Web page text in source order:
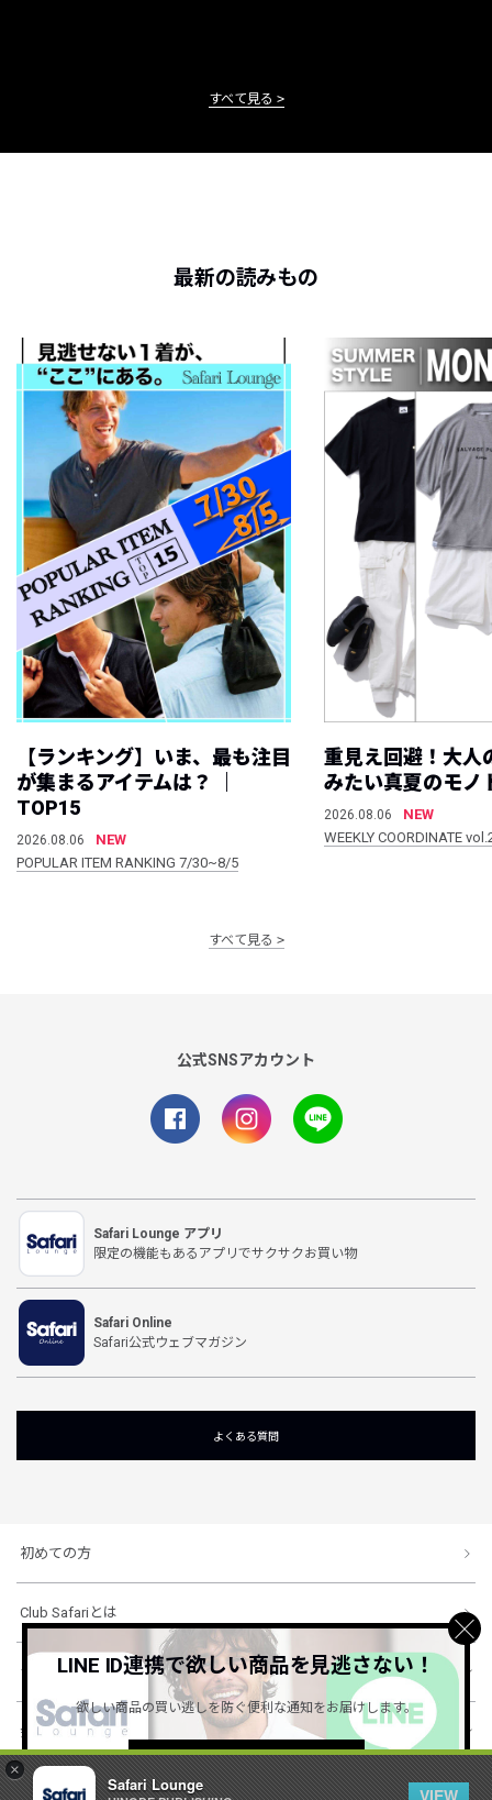
×
Safari Lounge
VIEW
すべて見る
最新の読みもの
【ランキング】いま、最も注目
が集まるアイテムは？ ｜
TOP15
2026.08.06
NEW
POPULAR ITEM RANKING 7/30~8/5
重見え回避！大人
みたい真夏のモノ
2026.08.06
NEW
WEEKLY COORDINATE
すべて見る
公式SNSアカウント
Safari Lounge アプリ
限定の機能もあるアプリでサクサクお買い物
Safari Online
Safari公式ウェブマガジン
よくある質問
初めての方
Club Safariとは
ショッピングガイド
会社概要・規約
LINE ID連携で欲しい商品を見逃さない！
欲しい商品の買い逃しを防ぐ便利な通知をお届けします。
詳しくはこちら ＞